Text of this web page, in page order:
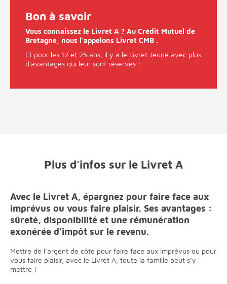
Bon à savoir
Vous connaissez le Livret A ? Au Crédit Mutuel de
Bretagne, nous l'appelons Livret CMB .
Et pour les 12 et 25 ans, il y a le Livret Jeune avec plus
d'avantages qui leur sont réservés !
Plus d'infos sur le Livret A
Avec le Livret A, épargnez pour faire face aux
imprévus ou vous faire plaisir. Ses avantages :
sûreté, disponibilité et une rémunération
exonérée d’impôt sur le revenu.
Mettre de l’argent de côté pour faire face aux imprévus ou pour
vous faire plaisir, avec le Livret A, toute la famille peut s’y
mettre !